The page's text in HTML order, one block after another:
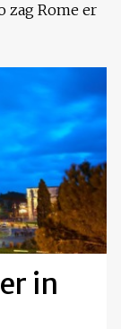
zag Rome er
in